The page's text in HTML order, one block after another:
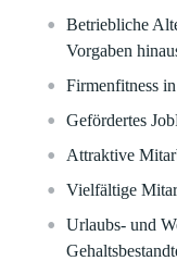
Betriebliche
Vorgaben
Firmenfitness
Gefördertes
Attraktive
Vielfältige
Urlaubs- und